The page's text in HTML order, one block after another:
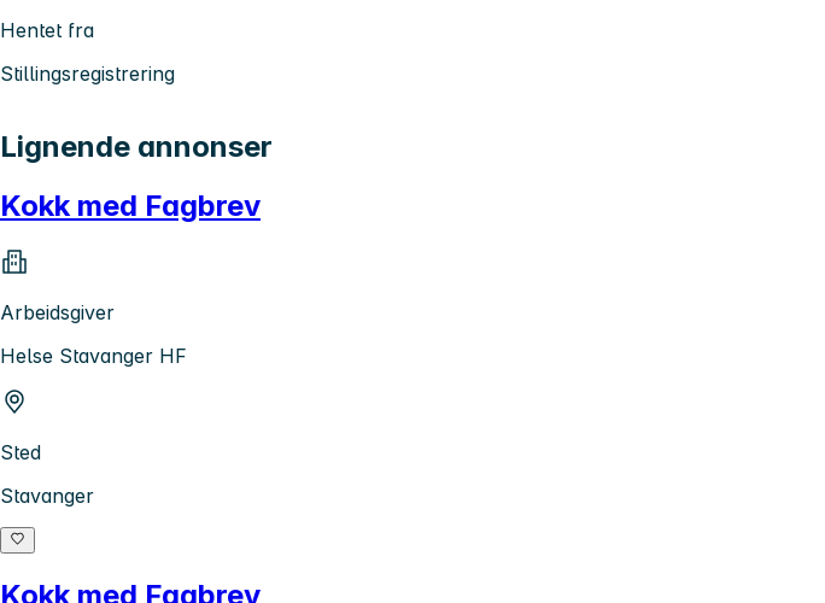
Hentet fra
Stillingsregistrering
Lignende annonser
Kokk med Fagbrev
Arbeidsgiver
Helse Stavanger HF
Sted
Stavanger
Kokk med Fagbrev